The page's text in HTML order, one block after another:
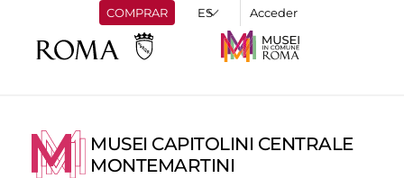
COMPRAR Acceder
MUSEI CAPITOLINI CENTRALE
MONTEMARTINI